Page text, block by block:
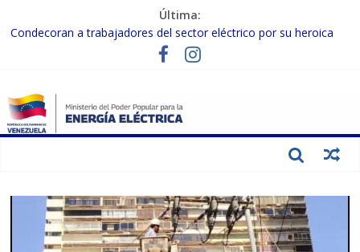
Última:
Condecoran a trabajadores del sector eléctrico por su heroica
labor tras el doble sismo del 24-J
Gobierno Nacional coordina acciones con el sector privado para
Inspeccionan trabajos de rehabilitación en instalaciones del SEN
en Carabobo
Gobierno Nacional activa plan preventivo para fortalecer el SEN